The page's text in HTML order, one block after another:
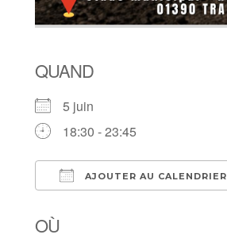
QUAND
5 juin
18:30 - 23:45
AJOUTER AU CALENDRIER
OÙ